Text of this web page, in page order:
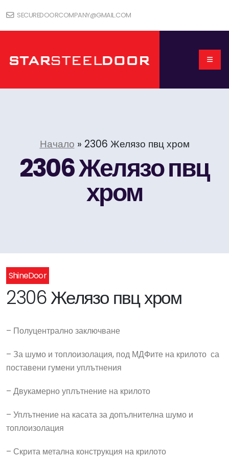
SECUREDOORCOMPANY@GMAIL.COM
Начало » 2306 Желязо пвц хром
2306 Желязо пвц
хром
ShineDoor
2306 Желязо пвц хром
– Полуцентрално заключване
– За шумо и топлоизолация, под МДФите на крилото са
поставени гумени уплътнения
– Двукамерно уплътнение на крилото
– Уплътнение на касата за допълнителна шумо и
топлоизолация
– Скрита метална конструкция на крилото